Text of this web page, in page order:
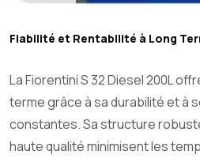
Fiabilité et Rentabilité à Long
La Fiorentini S 32 Diesel 200L
terme grâce à sa durabilité et à
constantes. Sa structure
haute qualité minimisent les